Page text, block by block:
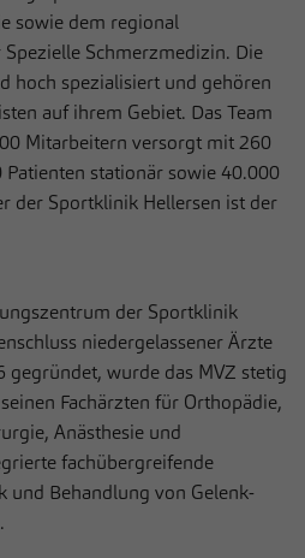
sowie dem regional
Schmerzmedizin. Die
hoch spezialisiert und gehören
auf ihrem Gebiet. Das Team
Mitarbeitern versorgt mit 260
stationär sowie 40.000
der Sportklinik Hellersen ist der
der Sportklinik
niedergelassener Ärzte
gegründet, wurde das MVZ stetig
Fachärzten für Orthopädie,
Anästhesie und
fachübergreifende
und Behandlung von Gelenk-